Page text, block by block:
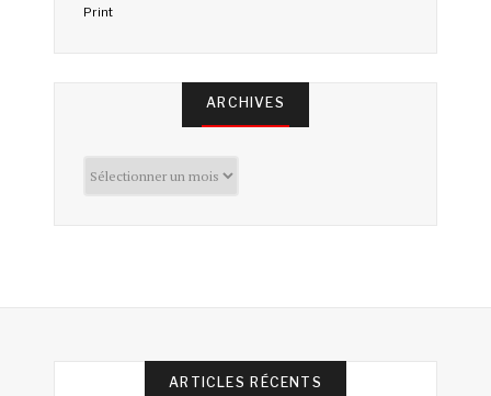
Print
ARCHIVES
ARTICLES RÉCENTS